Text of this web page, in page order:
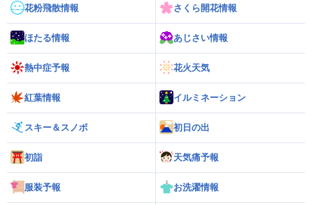
花粉飛散情報 さくら開花情報
ほたる情報 あじさい情報
熱中症予報 花火天気
紅葉情報 イルミネーション
スキー＆スノボ 初日の出
初詣 天気痛予報
服装予報 お洗濯情報